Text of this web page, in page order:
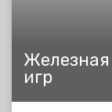
Железная
игр